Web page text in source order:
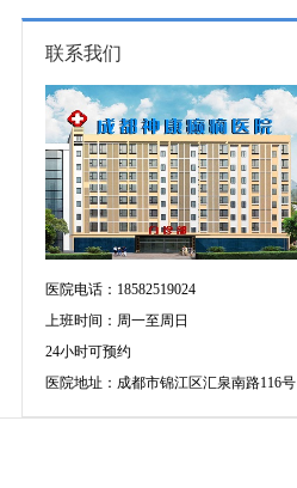
联系我们
医院电话：18582519024
上班时间：周一至周日
24小时可预约
医院地址：成都市锦江区汇泉南路116号